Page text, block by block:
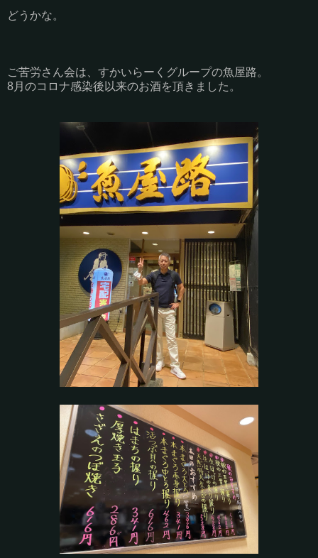
どうかな。
ご苦労さん会は、すかいらーくグループの魚屋路。
8月のコロナ感染後以来のお酒を頂きました。